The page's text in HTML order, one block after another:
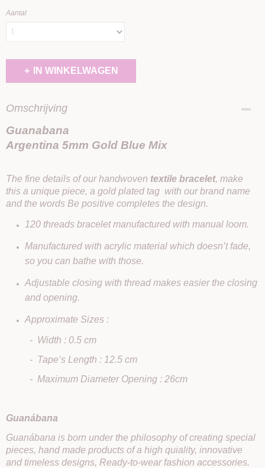
Aantal
IN WINKELWAGEN
Omschrijving
Guanabana
Argentina 5mm Gold Blue Mix
The fine details of our handwoven textile bracelet, make
this a unique piece, a gold plated tag with our brand name
and the words Be positive completes the design.
120 threads bracelet manufactured with manual loom.
Manufactured with acrylic material which doesn’t fade,
so you can bathe with those.
Adjustable closing with thread makes easier the closing
and opening.
Approximate Sizes :
- Width : 0.5 cm
- Tape’s Length : 12.5 cm
- Maximum Diameter Opening : 26cm
Guanábana
Guanábana is born under the philosophy of creating special
pieces, hand made products of a high quiality, innovative
and timeless designs, Ready-to-wear fashion accessories.